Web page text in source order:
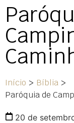
Início > Bíblia >
Paróquia de
20 de